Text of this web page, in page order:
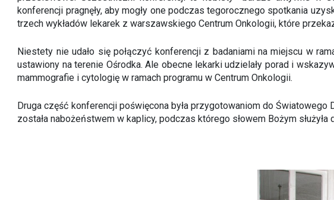
konferencji pragnęły, aby mogły one podczas tegorocznego spotkania
trzech wykładów lekarek z warszawskiego Centrum Onkologii, które
Niestety nie udało się połączyć konferencji z badaniami na miejscu w
ustawiony na terenie Ośrodka. Ale obecne lekarki udzielały porad i
mammografie i cytologię w ramach programu w Centrum Onkologii.
Druga część konferencji poświęcona była przygotowaniom do
została nabożeństwem w kaplicy, podczas którego słowem Bożym służyła